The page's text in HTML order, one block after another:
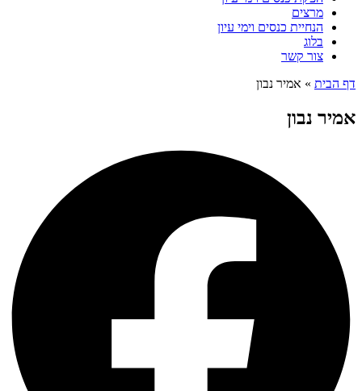
מרצים
הנחיית כנסים וימי עיון
בלוג
צור קשר
דף הבית » אמיר נבון
אמיר נבון